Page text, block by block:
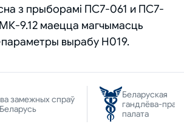
з прыборамі ПС7-061 и ПС7-
9.12 маецца магчымасць
вырабу Н019.
замежных спраў
Беларуская
гандлёва-
палата